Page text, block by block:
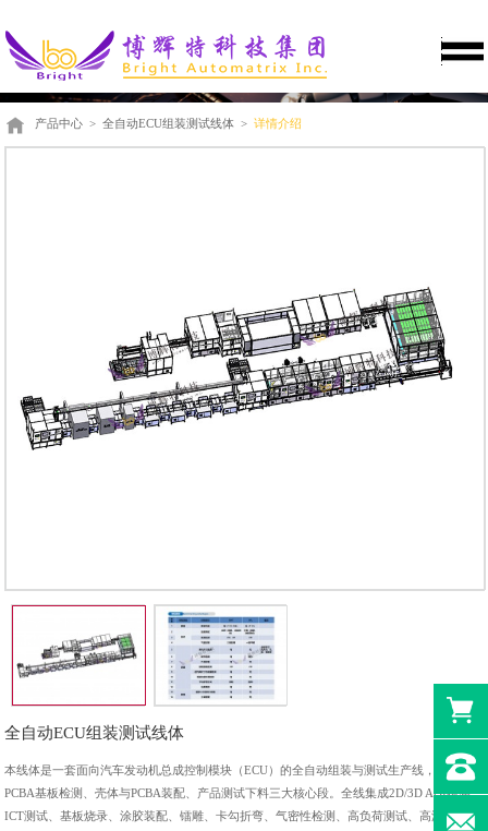
产品中心 > 全自动ECU组装测试线体 > 详情介绍
全自动ECU组装测试线体
本线体是一套面向汽车发动机总成控制模块（ECU）的全自动组装与测试生产线，覆盖
PCBA基板检测、壳体与PCBA装配、产品测试下料三大核心段。全线集成2D/3D AOI检测、
ICT测试、基板烧录、涂胶装配、镭雕、卡勾折弯、气密性检测、高负荷测试、高温老化、